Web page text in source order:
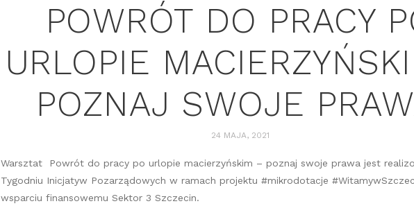
POWRÓT DO PRACY
URLOPIE
POZNAJ SWOJE
24 MAJA, 2021
Warsztat Powrót do pracy po urlopie macierzyńskim – poznaj swoje prawa jest
Tygodniu Inicjatyw Pozarządowych w ramach projektu #mikrodotacje
wsparciu finansowemu Sektor 3 Szczecin.